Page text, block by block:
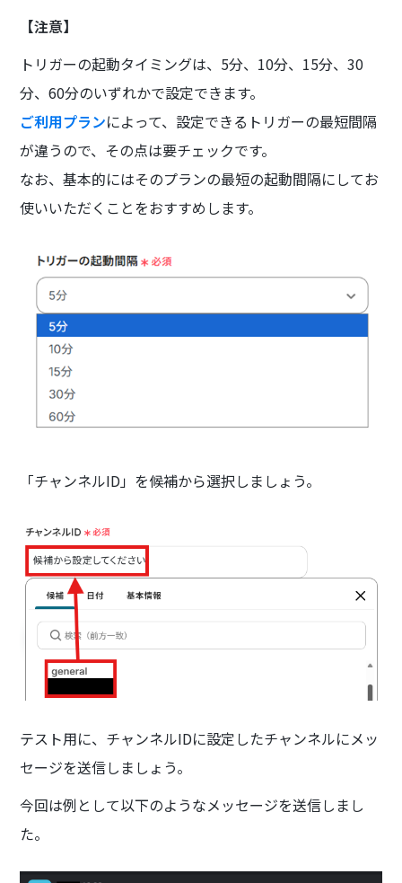
【注意】
トリガーの起動タイミングは、5分、10分、15分、30
分、60分のいずれかで設定できます。
ご利用プランによって、設定できるトリガーの最短間隔
が違うので、その点は要チェックです。
なお、基本的にはそのプランの最短の起動間隔にしてお
使いいただくことをおすすめします。
「チャンネルID」を候補から選択しましょう。
テスト用に、チャンネルIDに設定したチャンネルにメッ
セージを送信しましょう。
今回は例として以下のようなメッセージを送信しまし
た。